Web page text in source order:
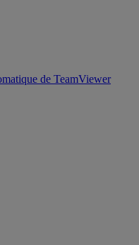
de TeamViewer